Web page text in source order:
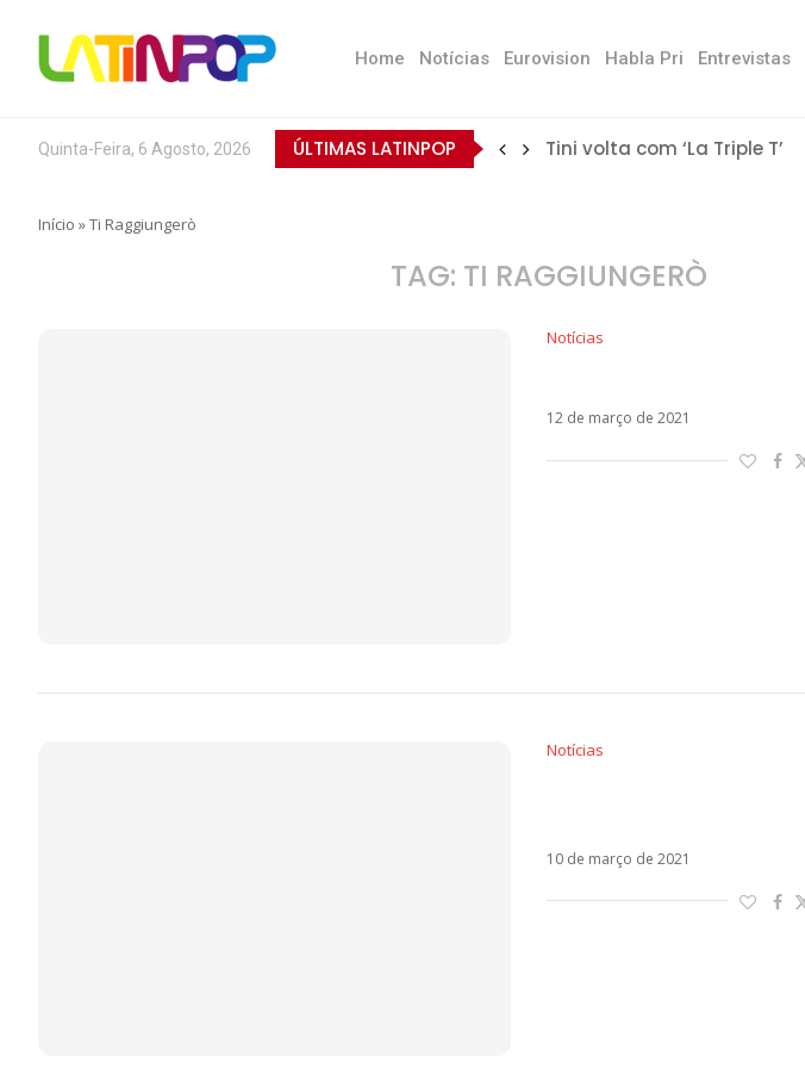
Home Notícias Eurovision Habla Pri Entrevistas
Quinta-Feira, 6 Agosto, 2026 ÚLTIMAS LATINPOP Tini volta com ‘La Triple T’
Início »Ti Raggiungerò
TAG: TI RAGGIUNGERÒ
Notícias
12 de março de 2021
Notícias
10 de março de 2021